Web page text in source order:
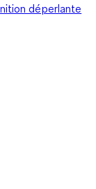
déperlante